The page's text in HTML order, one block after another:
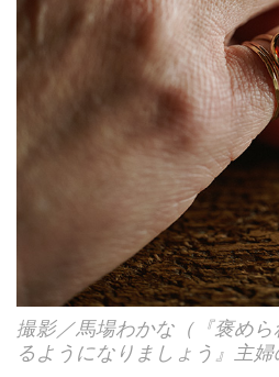
撮影／馬場わかな（『褒め
るようになりましょう』主婦